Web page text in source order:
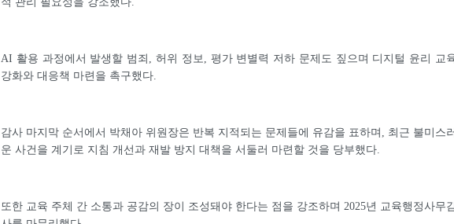
AI 활용 과정에서 발생할 범죄, 허위 정보, 평가 변별력 저하 문제도 짚으며 디지털 윤리 교
강화와 대응책 마련을 촉구했다.
감사 마지막 순서에서 박채아 위원장은 반복 지적되는 문제들에 유감을 표하며, 최근 불미스러
운 사건을 계기로 지침 개선과 재발 방지 대책을 서둘러 마련할 것을 당부했다.
또한 교육 주체 간 소통과 공감의 장이 조성돼야 한다는 점을 강조하며 2025년 교육행정사무